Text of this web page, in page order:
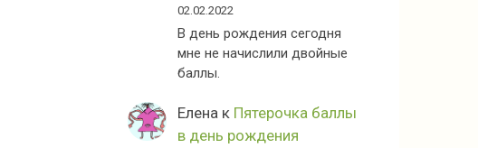
02.02.2022
В день рождения сегодня
мне не начислили двойные
баллы.
Елена к Пятерочка баллы
в день рождения